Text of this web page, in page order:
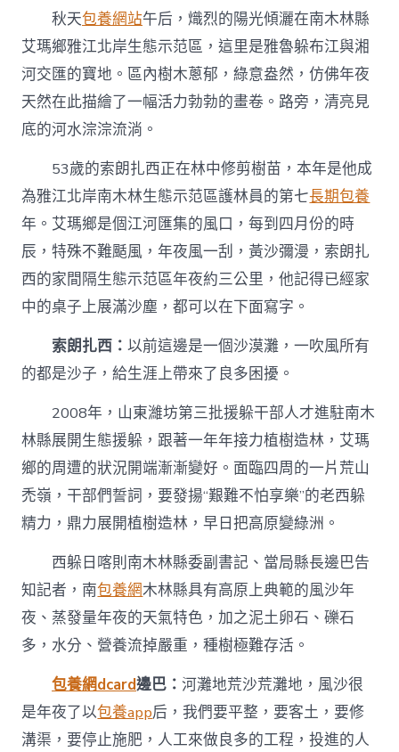
若
何
化
身
碧
海
的
高
原
綠
洲？〉
中
秋天包養網站午后，熾烈的陽光傾灑在南木林縣
艾瑪鄉雅江北岸生態示范區，這里是雅魯躲布江與湘
河交匯的寶地。區內樹木蔥郁，綠意盎然，仿佛年夜
天然在此描繪了一幅活力勃勃的畫卷。路旁，清亮見
底的河水淙淙流淌。
53歲的索朗扎西正在林中修剪樹苗，本年是他成
為雅江北岸南木林生態示范區護林員的第七長期包養
年。艾瑪鄉是個江河匯集的風口，每到四月份的時
辰，特殊不難颳風，年夜風一刮，黃沙彌漫，索朗扎
西的家間隔生態示范區年夜約三公里，他記得已經家
中的桌子上展滿沙塵，都可以在下面寫字。
索朗扎西：以前這邊是一個沙漠灘，一吹風所有
的都是沙子，給生涯上帶來了良多困擾。
2008年，山東濰坊第三批援躲干部人才進駐南木
林縣展開生態援躲，跟著一年年接力植樹造林，艾瑪
鄉的周遭的狀況開端漸漸變好。面臨四周的一片荒山
禿嶺，干部們誓詞，要發揚“艱難不怕享樂”的老西躲
精力，鼎力展開植樹造林，早日把高原變綠洲。
西躲日喀則南木林縣委副書記、當局縣長邊巴告
知記者，南包養網木林縣具有高原上典範的風沙年
夜、蒸發量年夜的天氣特色，加之泥土卵石、礫石
多，水分、營養流掉嚴重，種樹極難存活。
包養網dcard邊巴： 河灘地荒沙荒灘地，風沙很
是年夜了以包養app后，我們要平整，要客土，要修
溝渠，要停止施肥，人工來做良多的工程，投進的人